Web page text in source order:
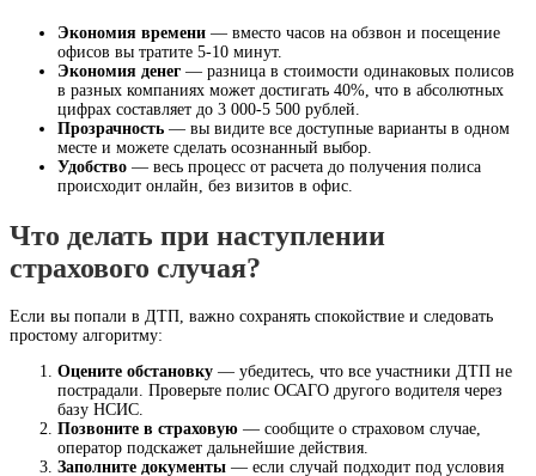
Экономия времени — вместо часов на обзвон и посещение
офисов вы тратите 5-10 минут.
Экономия денег — разница в стоимости одинаковых полисов
в разных компаниях может достигать 40%, что в абсолютных
цифрах составляет до 3 000-5 500 рублей.
Прозрачность — вы видите все доступные варианты в одном
месте и можете сделать осознанный выбор.
Удобство — весь процесс от расчета до получения полиса
происходит онлайн, без визитов в офис.
Что делать при наступлении
страхового случая?
Если вы попали в ДТП, важно сохранять спокойствие и следовать
простому алгоритму:
Оцените обстановку — убедитесь, что все участники ДТП не
пострадали. Проверьте полис ОСАГО другого водителя через
базу НСИС.
Позвоните в страховую — сообщите о страховом случае,
оператор подскажет дальнейшие действия.
Заполните документы — если случай подходит под условия